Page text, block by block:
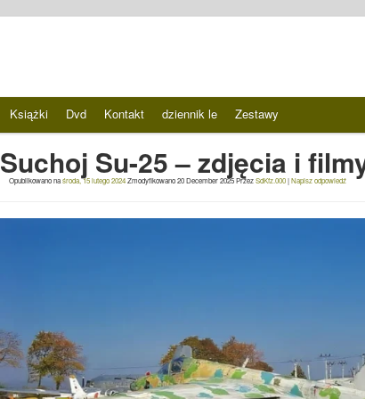
Książki Dvd Kontakt dziennik le Zestawy
Suchoj Su-25 – zdjęcia i
Opublikowano naśroda, 15 lutego 2024Zmodyfikowano20 December 2025PrzezSdKfz.000|Napisz odpowiedź